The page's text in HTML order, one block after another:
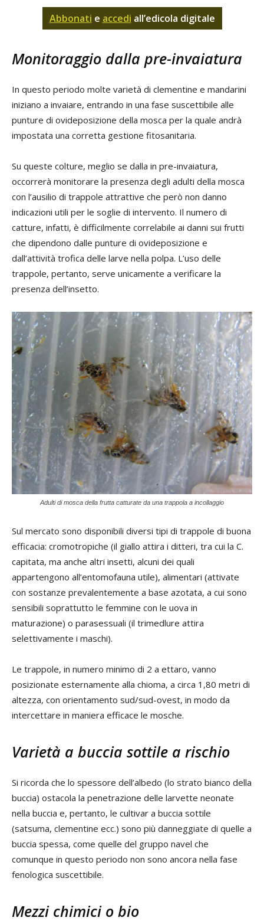
Abbonati e accedi all’edicola digitale
Monitoraggio dalla pre-invaiatura
In questo periodo molte varietà di clementine e mandarini
iniziano a invaiare, entrando in una fase suscettibile alle
punture di ovideposizione della mosca per la quale andrà
impostata una corretta gestione fitosanitaria.
Su queste colture, meglio se dalla in pre-invaiatura,
occorrerà monitorare la presenza degli adulti della mosca
con l’ausilio di trappole attrattive che però non danno
indicazioni utili per le soglie di intervento. Il numero di
catture, infatti, è difficilmente correlabile ai danni sui frutti
che dipendono dalle punture di ovideposizione e
dall’attività trofica delle larve nella polpa. L’uso delle
trappole, pertanto, serve unicamente a verificare la
presenza dell’insetto.
Adulti di mosca della frutta catturate da una trappola a incollaggio
Sul mercato sono disponibili diversi tipi di trappole di buona
efficacia: cromotropiche (il giallo attira i ditteri, tra cui la C.
capitata, ma anche altri insetti, alcuni dei quali
appartengono all’entomofauna utile), alimentari (attivate
con sostanze prevalentemente a base azotata, a cui sono
sensibili soprattutto le femmine con le uova in
maturazione) o parasessuali (il trimedlure attira
selettivamente i maschi).
Le trappole, in numero minimo di 2 a ettaro, vanno
posizionate esternamente alla chioma, a circa 1,80 metri di
altezza, con orientamento sud/sud-ovest, in modo da
intercettare in maniera efficace le mosche.
Varietà a buccia sottile a rischio
Si ricorda che lo spessore dell’albedo (lo strato bianco della
buccia) ostacola la penetrazione delle larvette neonate
nella buccia e, pertanto, le cultivar a buccia sottile
(satsuma, clementine ecc.) sono più danneggiate di quelle a
buccia spessa, come quelle del gruppo navel che
comunque in questo periodo non sono ancora nella fase
fenologica suscettibile.
Mezzi chimici o bio